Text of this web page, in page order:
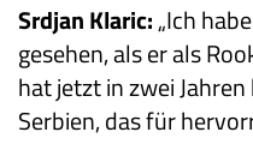
Srdjan Klaric:„Ich
gesehen, als er als
hat jetzt in zwei
Serbien, das für